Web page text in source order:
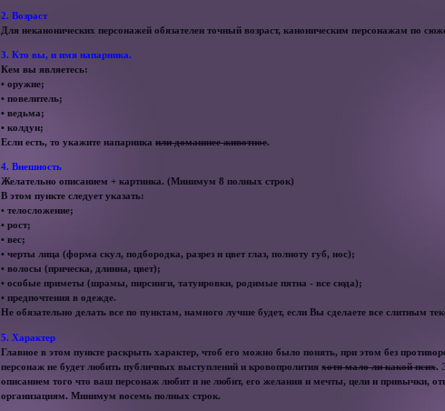
2. Возраст
Для неканонических персонажей обязателен точный возраст, каноническим персонажам по
3. Кто вы, и имя напарника.
Кем вы являетесь:
• оружие;
• повелитель;
• ведьма;
• колдун;
Если есть, то укажите напарникаили домашнее животное.
4. Внешность
Желательно описанием + картинка. (Минимум 8 полных строк)
В этом пункте следует указать:
• телосложение;
• рост;
• вес;
• черты лица (форма скул, подбородка, разрез и цвет глаз, полноту губ, нос);
• волосы (прическа, длинна, цвет);
• особые приметы (шрамы, пирсинги, татуировки, родимые пятна - все сюда);
• предпочтения в одежде.
Не обязательно делать все по пунктам, намного лучше будет, если Вы сделаете все слитным
5. Характер
Главное в этом пункте раскрыть характер, чтоб его можно было понять, при этом без
персонаж не будет любить публичных выступлений и кровопролитияхотя мало ли какой псих.
описанием того что ваш персонаж любит и не любит, его желания и мечты, цели и привычки,
организациям. Минимум восемь полных строк.